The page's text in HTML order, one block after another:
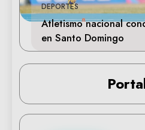
DEPORTES
Atletismo nacional
en Santo Domingo